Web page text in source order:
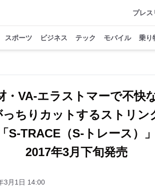
プレス
スポーツ ビジネス テック モバイル 乗り
・VA-エラストマーで不快
っちりカットするストリン
「S-TRACE（S-トレース）」
2017年3月下旬発売
3月1日 14:00